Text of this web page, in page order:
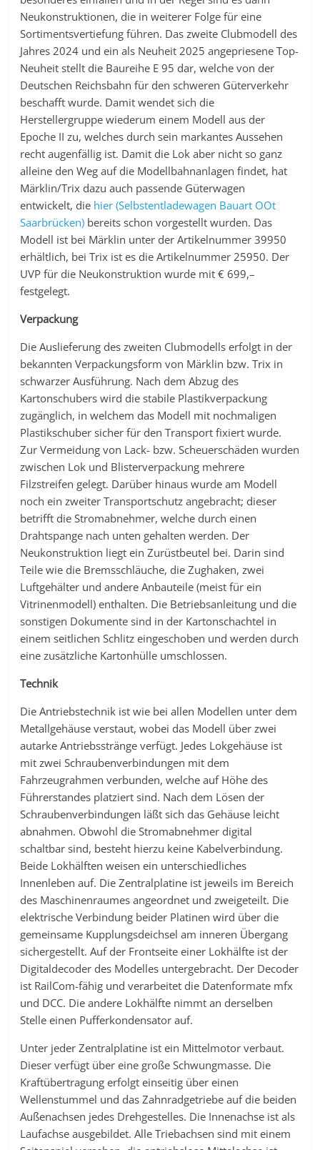
Neukonstruktionen, die in weiterer Folge für eine
Sortimentsvertiefung führen. Das zweite Clubmodell des
Jahres 2024 und ein als Neuheit 2025 angepriesene Top-
Neuheit stellt die Baureihe E 95 dar, welche von der
Deutschen Reichsbahn für den schweren Güterverkehr
beschafft wurde. Damit wendet sich die
Herstellergruppe wiederum einem Modell aus der
Epoche II zu, welches durch sein markantes Aussehen
recht augenfällig ist. Damit die Lok aber nicht so ganz
alleine den Weg auf die Modellbahnanlagen findet, hat
Märklin/Trix dazu auch passende Güterwagen
entwickelt, die hier (Selbstentladewagen Bauart OOt
Saarbrücken) bereits schon vorgestellt wurden. Das
Modell ist bei Märklin unter der Artikelnummer 39950
erhältlich, bei Trix ist es die Artikelnummer 25950. Der
UVP für die Neukonstruktion wurde mit € 699,–
festgelegt.
Verpackung
Die Auslieferung des zweiten Clubmodells erfolgt in der
bekannten Verpackungsform von Märklin bzw. Trix in
schwarzer Ausführung. Nach dem Abzug des
Kartonschubers wird die stabile Plastikverpackung
zugänglich, in welchem das Modell mit nochmaligen
Plastikschuber sicher für den Transport fixiert wurde.
Zur Vermeidung von Lack- bzw. Scheuerschäden wurden
zwischen Lok und Blisterverpackung mehrere
Filzstreifen gelegt. Darüber hinaus wurde am Modell
noch ein zweiter Transportschutz angebracht; dieser
betrifft die Stromabnehmer, welche durch einen
Drahtspange nach unten gehalten werden. Der
Neukonstruktion liegt ein Zurüstbeutel bei. Darin sind
Teile wie die Bremsschläuche, die Zughaken, zwei
Luftgehälter und andere Anbauteile (meist für ein
Vitrinenmodell) enthalten. Die Betriebsanleitung und die
sonstigen Dokumente sind in der Kartonschachtel in
einem seitlichen Schlitz eingeschoben und werden durch
eine zusätzliche Kartonhülle umschlossen.
Technik
Die Antriebstechnik ist wie bei allen Modellen unter dem
Metallgehäuse verstaut, wobei das Modell über zwei
autarke Antriebsstränge verfügt. Jedes Lokgehäuse ist
mit zwei Schraubenverbindungen mit dem
Fahrzeugrahmen verbunden, welche auf Höhe des
Führerstandes platziert sind. Nach dem Lösen der
Schraubenverbindungen läßt sich das Gehäuse leicht
abnahmen. Obwohl die Stromabnehmer digital
schaltbar sind, besteht hierzu keine Kabelverbindung.
Beide Lokhälften weisen ein unterschiedliches
Innenleben auf. Die Zentralplatine ist jeweils im Bereich
des Maschinenraumes angeordnet und zweigeteilt. Die
elektrische Verbindung beider Platinen wird über die
gemeinsame Kupplungsdeichsel am inneren Übergang
sichergestellt. Auf der Frontseite einer Lokhälfte ist der
Digitaldecoder des Modelles untergebracht. Der Decoder
ist RailCom-fähig und verarbeitet die Datenformate mfx
und DCC. Die andere Lokhälfte nimmt an derselben
Stelle einen Pufferkondensator auf.
Unter jeder Zentralplatine ist ein Mittelmotor verbaut.
Dieser verfügt über eine große Schwungmasse. Die
Kraftübertragung erfolgt einseitig über einen
Wellenstummel und das Zahnradgetriebe auf die beiden
Außenachsen jedes Drehgestelles. Die Innenachse ist als
Laufachse ausgebildet. Alle Triebachsen sind mit einem